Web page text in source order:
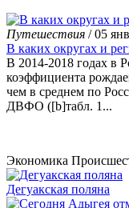
Путешествия / 05
В каких округах и
В 2014-2018 годах в
коэффициента
чем в среднем по
ДВФО ([b]табл. 1...
Экономика
Дегуакская поляна